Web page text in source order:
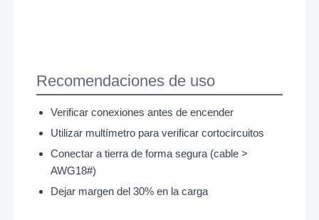
Recomendaciones de uso
Verificar conexiones antes de encender
Utilizar multímetro para verificar cortocircuitos
Conectar a tierra de forma segura (cable >
AWG18#)
Dejar margen del 30% en la carga